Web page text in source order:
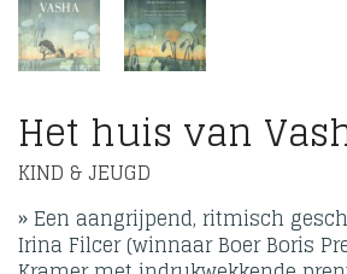
Het huis van
KIND & JEUGD
» Een aangrijpend, ritmisch
Irina Filcer (winnaar Boer Boris